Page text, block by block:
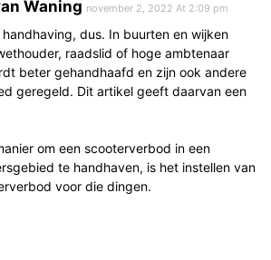
Waning november 2, 2022 At 2:09 pm
dus. In buurten en wijken
raadslid of hoge ambtenaar
beter gehandhaafd en zijn ook andere
geregeld. Dit artikel geeft daarvan een
om een scooterverbod in een
te handhaven, is het instellen van
voor die dingen.